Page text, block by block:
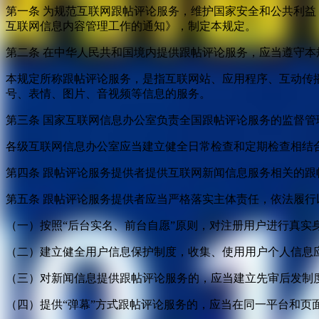
第一条 为规范互联网跟帖评论服务，维护国家安全和公共利
互联网信息内容管理工作的通知》，制定本规定。
第二条 在中华人民共和国境内提供跟帖评论服务，应当遵守本
本规定所称跟帖评论服务，是指互联网站、应用程序、互动
号、表情、图片、音视频等信息的服务。
第三条 国家互联网信息办公室负责全国跟帖评论服务的监督
各级互联网信息办公室应当建立健全日常检查和定期检查相
第四条 跟帖评论服务提供者提供互联网新闻信息服务相关的
第五条 跟帖评论服务提供者应当严格落实主体责任，依法履
（一）按照“后台实名、前台自愿”原则，对注册用户进行真
（二）建立健全用户信息保护制度，收集、使用用户个人信
（三）对新闻信息提供跟帖评论服务的，应当建立先审后发制
（四）提供“弹幕”方式跟帖评论服务的，应当在同一平台和